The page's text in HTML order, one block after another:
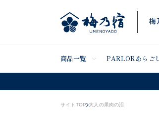
商品一覧 PARLORあらご
サイトTOP 大人の果肉の沼